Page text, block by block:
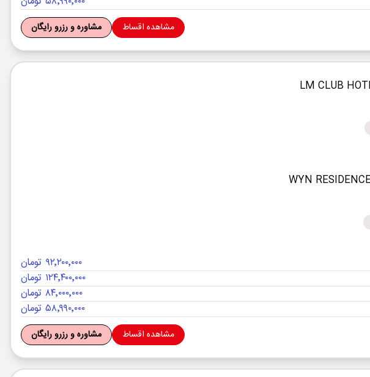
مشاهده اقساط مشاوره و رزرو رایگان
۹۲٬۲۰۰٬۰۰۰ تومان
۱۲۴٬۴۰۰٬۰۰۰ تومان
۸۴٬۰۰۰٬۰۰۰ تومان
۵۸٬۹۹۰٬۰۰۰ تومان
مشاهده اقساط مشاوره و رزرو رایگان